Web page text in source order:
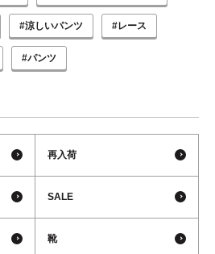
#涼しいパンツ #レース
#パンツ
再入荷
SALE
靴